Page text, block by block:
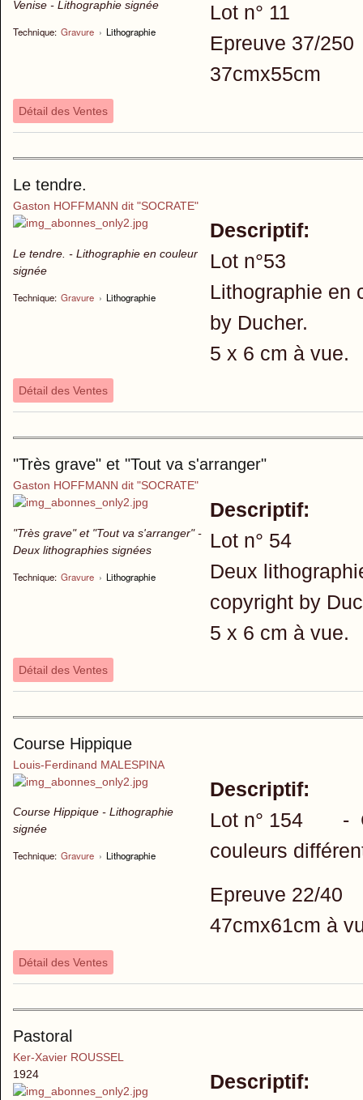
Venise - Lithographie signée
Technique: Gravure › Lithographie
Lot n° 11
Epreuve 37/250
37cmx55cm
Détail des Ventes
Le tendre.
Gaston HOFFMANN dit "SOCRATE"
Le tendre. - Lithographie en couleur
signée
Technique: Gravure › Lithographie
Descriptif:
Lot n°53
Lithographie en
by Ducher.
5 x 6 cm à vue.
Détail des Ventes
"Très grave" et "Tout va s'arranger"
Gaston HOFFMANN dit "SOCRATE"
"Très grave" et "Tout va s'arranger" -
Deux lithographies signées
Technique: Gravure › Lithographie
Descriptif:
Lot n° 54
Deux
copyright by
5 x 6 cm à vue.
Détail des Ventes
Course Hippique
Louis-Ferdinand MALESPINA
Course Hippique - Lithographie
signée
Technique: Gravure › Lithographie
Descriptif:
Lot n° 154 -
couleurs
Epreuve 22/40
47cmx61cm à
Détail des Ventes
Pastoral
Ker-Xavier ROUSSEL
1924
Descriptif: